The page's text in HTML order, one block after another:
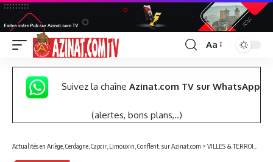
Font
Resizer
Aa
Suivez la chaîne Azinat.com TV sur WhatsApp
(alertes, bons plans,..)
Actualités en Ariège, Cerdagne, Capcir, Limouxin, Conflent, sur Azinat.com > VILLES & TERROIRS DES PYRÉNÉES EST